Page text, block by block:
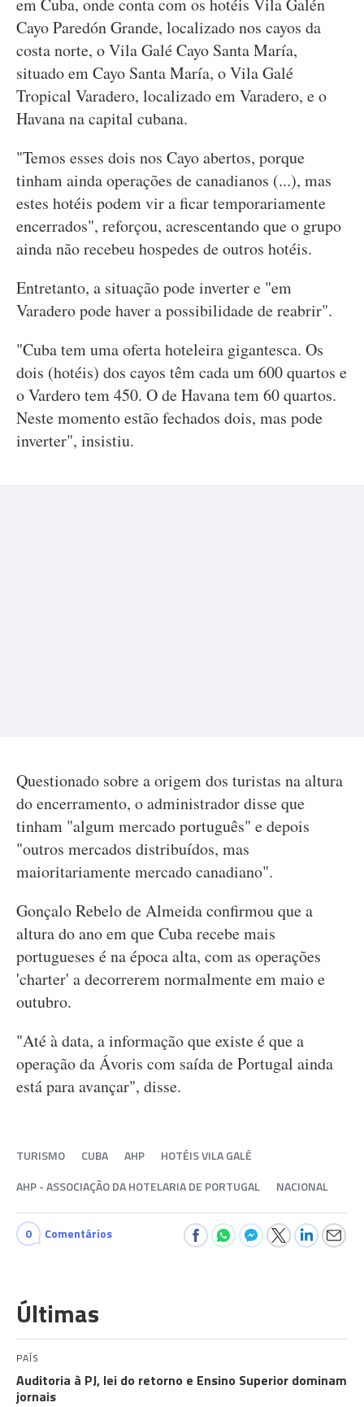
em Cuba, onde conta com os hotéis Vila Galén
Cayo Paredón Grande, localizado nos cayos da
costa norte, o Vila Galé Cayo Santa María,
situado em Cayo Santa María, o Vila Galé
Tropical Varadero, localizado em Varadero, e o
Havana na capital cubana.
"Temos esses dois nos Cayo abertos, porque
tinham ainda operações de canadianos (...), mas
estes hotéis podem vir a ficar temporariamente
encerrados", reforçou, acrescentando que o grupo
ainda não recebeu hospedes de outros hotéis.
Entretanto, a situação pode inverter e "em
Varadero pode haver a possibilidade de reabrir".
"Cuba tem uma oferta hoteleira gigantesca. Os
dois (hotéis) dos cayos têm cada um 600 quartos e
o Vardero tem 450. O de Havana tem 60 quartos.
Neste momento estão fechados dois, mas pode
inverter", insistiu.
Questionado sobre a origem dos turistas na altura
do encerramento, o administrador disse que
tinham "algum mercado português" e depois
"outros mercados distribuídos, mas
maioritariamente mercado canadiano".
Gonçalo Rebelo de Almeida confirmou que a
altura do ano em que Cuba recebe mais
portugueses é na época alta, com as operações
'charter' a decorrerem normalmente em maio e
outubro.
"Até à data, a informação que existe é que a
operação da Ávoris com saída de Portugal ainda
está para avançar", disse.
TURISMO CUBA AHP
HOTÉIS VILA GALÉ
AHP - ASSOCIAÇÃO DA HOTELARIA DE PORTUGAL
NACIONAL
0 Comentários
Últimas
PAÍS
Auditoria à PJ, lei do retorno e Ensino Superior dominam
jornais